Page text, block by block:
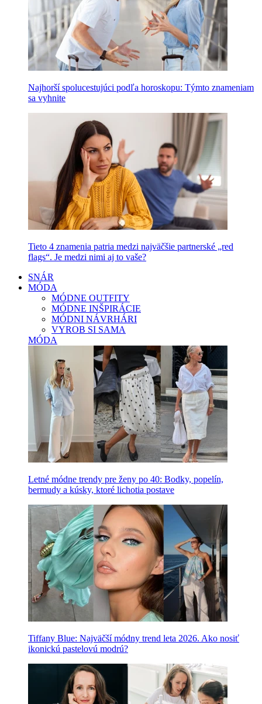
Najhorší spolucestujúci podľa horoskopu: Týmto znameniam
sa vyhnite
Tieto 4 znamenia patria medzi najväčšie partnerské „red
flags“. Je medzi nimi aj to vaše?
SNÁR
MÓDA
MÓDNE OUTFITY
MÓDNE INŠPIRÁCIE
MÓDNI NÁVRHÁRI
VYROB SI SAMA
MÓDA
Letné módne trendy pre ženy po 40: Bodky, popelín,
bermudy a kúsky, ktoré lichotia postave
Tiffany Blue: Najväčší módny trend leta 2026. Ako nosiť
ikonickú pastelovú modrú?